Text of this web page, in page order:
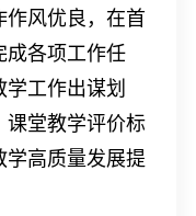
作风优良，在首
成各项工作任
工作出谋划
课堂教学评价标
学高质量发展提